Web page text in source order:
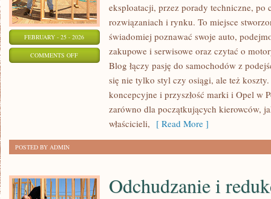
FEBRUARY - 25 - 2026
COMMENTS OFFON
eksploatacji, przez porady techniczne, po
rozwiązaniach i rynku. To miejsce
świadomiej poznawać swoje auto,
zakupowe i serwisowe oraz czytać o
Blog łączy pasję do samochodów z
się nie tylko styl czy osiągi, ale też
koncepcyjne i przyszłość marki i Opel w
zarówno dla początkujących kierowców,
właścicieli, [ Read More ]
POSTED BY ADMIN
Odchudzanie i